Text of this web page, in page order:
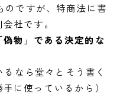
のですが、特商法に書
社です。
物」である決定的な
なら堂々とそう書く
に使っているから）